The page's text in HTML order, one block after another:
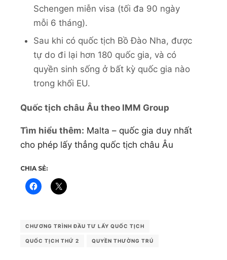
Schengen miễn visa (tối đa 90 ngày
mỗi 6 tháng).
Sau khi có quốc tịch Bồ Đào Nha, được
tự do đi lại hơn 180 quốc gia, và có
quyền sinh sống ở bất kỳ quốc gia nào
trong khối EU.
Quốc tịch châu Âu theo IMM Group
Tìm hiểu thêm: Malta – quốc gia duy nhất
cho phép lấy thẳng quốc tịch châu Âu
CHIA SẺ:
CHƯƠNG TRÌNH ĐẦU TƯ LẤY QUỐC TỊCH
QUỐC TỊCH THỨ 2 QUYỀN THƯỜNG TRÚ